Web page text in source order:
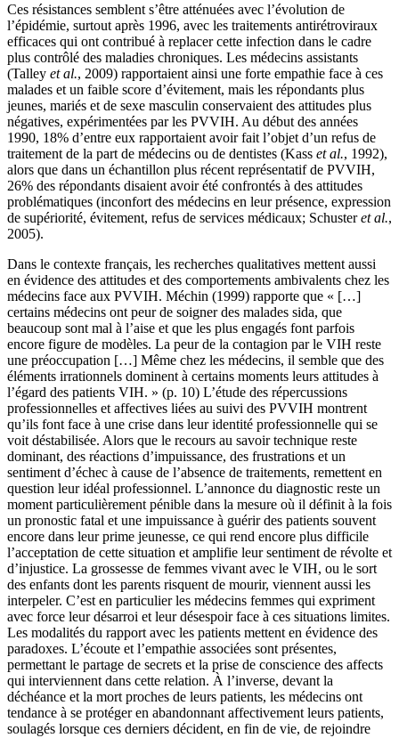
Ces résistances semblent s’être atténuées avec l’évolution de
l’épidémie, surtout après 1996, avec les traitements antirétroviraux
efficaces qui ont contribué à replacer cette infection dans le cadre
plus contrôlé des maladies chroniques. Les médecins assistants
(Talley et al., 2009) rapportaient ainsi une forte empathie face à ces
malades et un faible score d’évitement, mais les répondants plus
jeunes, mariés et de sexe masculin conservaient des attitudes plus
négatives, expérimentées par les PVVIH. Au début des années
1990, 18% d’entre eux rapportaient avoir fait l’objet d’un refus de
traitement de la part de médecins ou de dentistes (Kass et al., 1992),
alors que dans un échantillon plus récent représentatif de PVVIH,
26% des répondants disaient avoir été confrontés à des attitudes
problématiques (inconfort des médecins en leur présence, expression
de supériorité, évitement, refus de services médicaux; Schusteret al.,
2005).
Dans le contexte français, les recherches qualitatives mettent aussi
en évidence des attitudes et des comportements ambivalents chez les
médecins face aux PVVIH. Méchin (1999) rapporte que « […]
certains médecins ont peur de soigner des malades sida, que
beaucoup sont mal à l’aise et que les plus engagés font parfois
encore figure de modèles. La peur de la contagion par le VIH reste
une préoccupation […] Même chez les médecins, il semble que des
éléments irrationnels dominent à certains moments leurs attitudes à
l’égard des patients VIH. » (p. 10) L’étude des répercussions
professionnelles et affectives liées au suivi des PVVIH montrent
qu’ils font face à une crise dans leur identité professionnelle qui se
voit déstabilisée. Alors que le recours au savoir technique reste
dominant, des réactions d’impuissance, des frustrations et un
sentiment d’échec à cause de l’absence de traitements, remettent en
question leur idéal professionnel. L’annonce du diagnostic reste un
moment particulièrement pénible dans la mesure où il définit à la fois
un pronostic fatal et une impuissance à guérir des patients souvent
encore dans leur prime jeunesse, ce qui rend encore plus difficile
l’acceptation de cette situation et amplifie leur sentiment de révolte et
d’injustice. La grossesse de femmes vivant avec le VIH, ou le sort
des enfants dont les parents risquent de mourir, viennent aussi les
interpeler. C’est en particulier les médecins femmes qui expriment
avec force leur désarroi et leur désespoir face à ces situations limites.
Les modalités du rapport avec les patients mettent en évidence des
paradoxes. L’écoute et l’empathie associées sont présentes,
permettant le partage de secrets et la prise de conscience des affects
qui interviennent dans cette relation. À l’inverse, devant la
déchéance et la mort proches de leurs patients, les médecins ont
tendance à se protéger en abandonnant affectivement leurs patients,
soulagés lorsque ces derniers décident, en fin de vie, de rejoindre